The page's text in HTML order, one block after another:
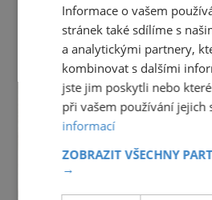
Informace o vašem
stránek také sdílíme s
a analytickými partnery,
kombinovat s dalšími
jste jim poskytli nebo
při vašem používání jejich
informací
ZOBRAZIT VŠECHNY
→